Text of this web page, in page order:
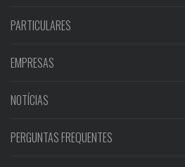
PARTICULARES
EMPRESAS
NOTÍCIAS
PERGUNTAS FREQUENTES